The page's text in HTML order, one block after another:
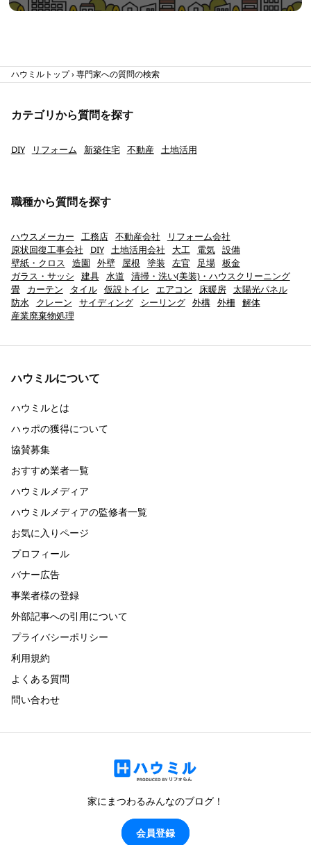
ハウミルトップ 専門家への質問の検索
カテゴリから質問を探す
DIY リフォーム 新築住宅 不動産 土地活用
職種から質問を探す
ハウスメーカー 工務店 不動産会社
リフォーム会社
原状回復工事会社
DIY 土地活用会社 大工 電気 設備
壁紙・クロス
造園 外壁 屋根 塗装 左官 足場 板金
ガラス・サッシ
建具 水道
清掃・洗い(美装)・ハウスクリーニング
畳
カーテン タイル 仮設トイレ エアコン 床暖房 太陽光パネル
防水
クレーン サイディング シーリング 外構 外柵
解体
産業廃棄物処理
ハウミルについて
ハウミルとは
ハゥポの獲得について
協賛募集
おすすめ業者一覧
ハウミルメディア
ハウミルメディアの監修者一覧
お気に入りページ
プロフィール
バナー広告
事業者様の登録
外部記事への引用について
プライバシーポリシー
利用規約
よくある質問
問い合わせ
家にまつわるみんなのブログ！
会員登録